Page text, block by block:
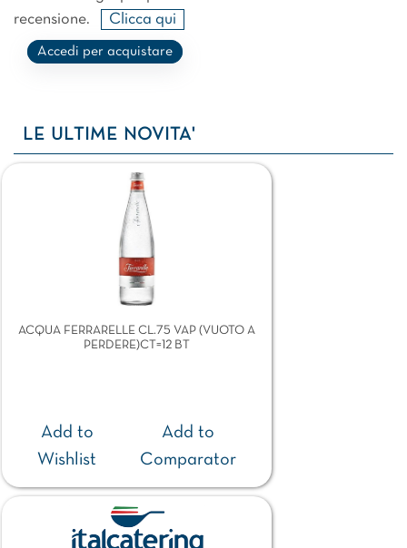
recensione.
Clicca qui
Accedi per acquistare
LE ULTIME NOVITA'
ACQUA FERRARELLE CL.75 VAP (VUOTO A
PERDERE)CT=12 BT
Add to
Wishlist
Add to
Comparator